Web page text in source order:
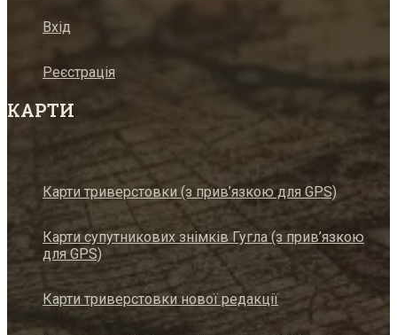
Вхід
Реєстрація
КАРТИ
Карти триверстовки (з прив’язкою для GPS)
Карти супутникових знімків Гугла (з прив’язкою
для GPS)
Карти триверстовки нової редакції